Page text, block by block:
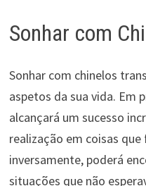
Sonhar com
Sonhar com chinelos
aspetos da sua vida. Em
alcançará um sucesso
realização em coisas
inversamente, poderá
situações que não